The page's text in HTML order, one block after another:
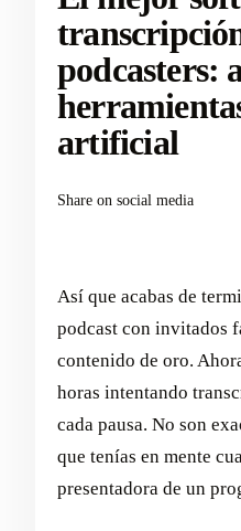
podcasters:
artificial
Share on social media
Así que acabas de
podcast con invitados
contenido de oro.
horas intentando
cada pausa. No son
que tenías en mente
presentadora de un